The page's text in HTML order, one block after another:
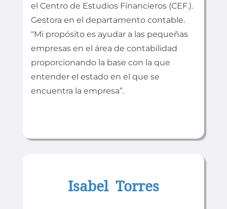
el Centro de Estudios Financieros (CEF.).
Gestora en el departamento contable.
“Mi propósito es ayudar a las pequeñas
empresas en el área de contabilidad
proporcionando la base con la que
entender el estado en el que se
encuentra la empresa”.
Isabel Torres